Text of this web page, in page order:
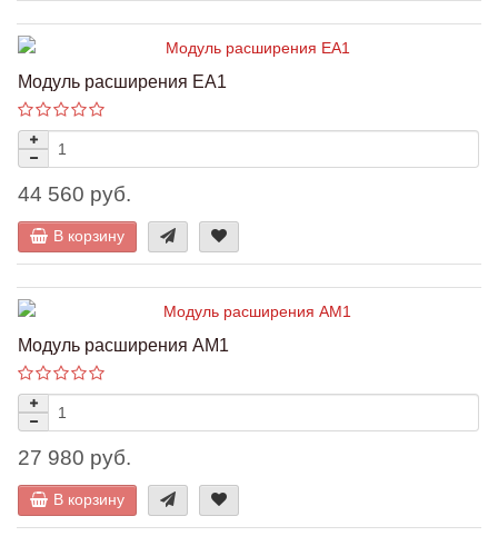
Модуль расширения EA1
44 560 руб.
В корзину
Модуль расширения AM1
27 980 руб.
В корзину